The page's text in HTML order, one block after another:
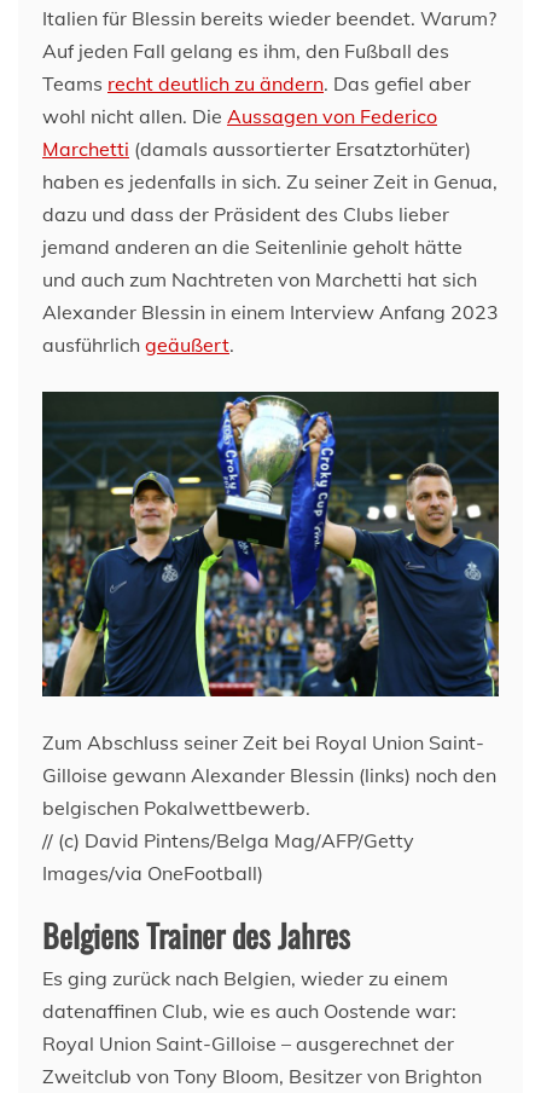
Italien für Blessin bereits wieder beendet. Warum?
Auf jeden Fall gelang es ihm, den Fußball des
Teams recht deutlich zu ändern. Das gefiel aber
wohl nicht allen. Die Aussagen von Federico
Marchetti (damals aussortierter Ersatztorhüter)
haben es jedenfalls in sich. Zu seiner Zeit in Genua,
dazu und dass der Präsident des Clubs lieber
jemand anderen an die Seitenlinie geholt hätte
und auch zum Nachtreten von Marchetti hat sich
Alexander Blessin in einem Interview Anfang 2023
ausführlich geäußert.
Zum Abschluss seiner Zeit bei Royal Union Saint-
Gilloise gewann Alexander Blessin (links) noch den
belgischen Pokalwettbewerb.
// (c) David Pintens/Belga Mag/AFP/Getty
Images/via OneFootball)
Belgiens Trainer des Jahres
Es ging zurück nach Belgien, wieder zu einem
datenaffinen Club, wie es auch Oostende war:
Royal Union Saint-Gilloise – ausgerechnet der
Zweitclub von Tony Bloom, Besitzer von Brighton